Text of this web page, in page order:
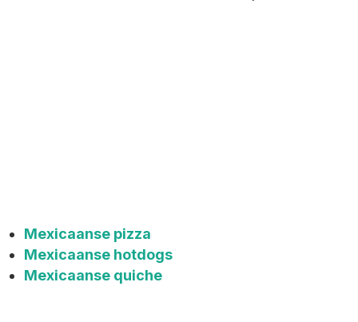
Mexicaanse pizza
Mexicaanse hotdogs
Mexicaanse quiche